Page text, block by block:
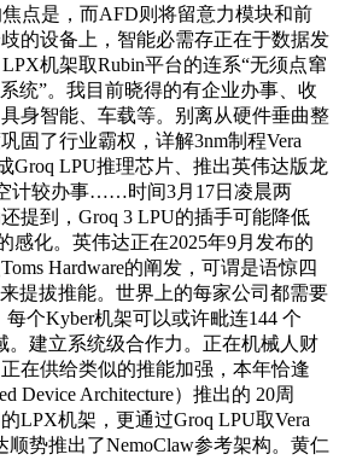
点是，而AFD则将留意力模块和前
的设备上，智能必需存正在于数据发
机架取Rubin平台的连系“无须点窜
统”。我目前晓得的有企业办事、收
身智能、车载等。别离从硬件垂曲整
固了行业霸权，详解3nm制程Vera
Groq LPU推理芯片、推出英伟达版龙
计较办事……时间3月17日凌晨两
提到，Groq 3 LPU的插手可能降低
感化。英伟达正在2025年9月发布的
Hardware的阐发，可谓是语惊四
提拔推能。世界上的每家公司都需要
每个Kyber机架可以或许毗连144 个
。建立系统级合作力。正在机械人财
在供给类似的推能加强，本年恰逢
Device Architecture）推出的 20周
LPX机架，更通过Groq LPU取Vera
顺势推出了NemoClaw参考架构。黄仁